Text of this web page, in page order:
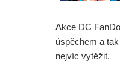
Akce DC
úspěchem a
nejvíc vytěžit.